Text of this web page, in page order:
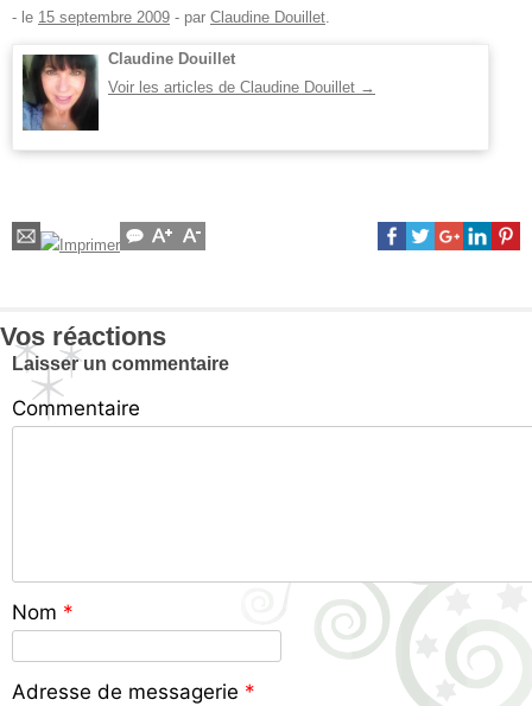
- le 15 septembre 2009 - par Claudine Douillet
Claudine Douillet
Voir les articles de Claudine Douillet →
Vos réactions
Laisser un commentaire
Commentaire
Nom *
Adresse de messagerie *